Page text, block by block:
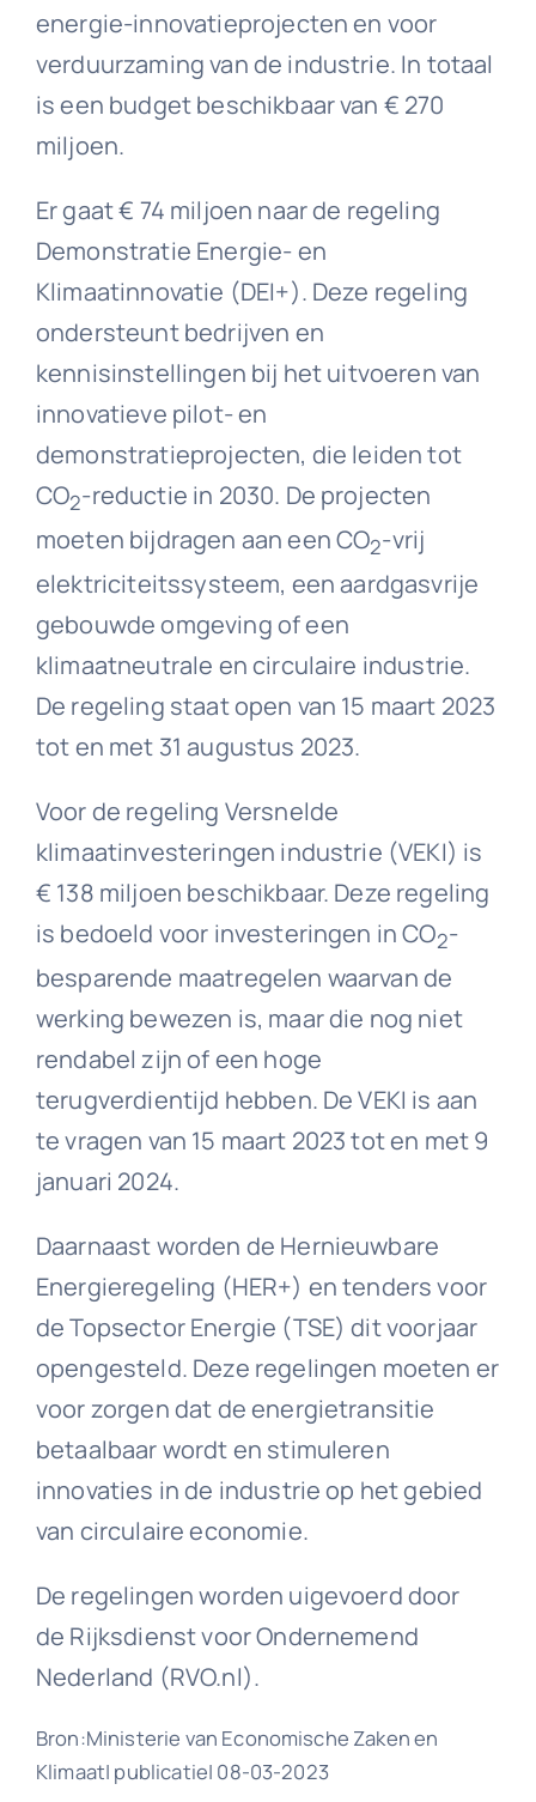
energie-innovatieprojecten en voor
verduurzaming van de industrie. In totaal
is een budget beschikbaar van € 270
miljoen.
Er gaat € 74 miljoen naar de regeling
Demonstratie Energie- en
Klimaatinnovatie (DEI+). Deze regeling
ondersteunt bedrijven en
kennisinstellingen bij het uitvoeren van
innovatieve pilot- en
demonstratieprojecten, die leiden tot
CO2-reductie in 2030. De projecten
moeten bijdragen aan een CO2-vrij
elektriciteitssysteem, een aardgasvrije
gebouwde omgeving of een
klimaatneutrale en circulaire industrie.
De regeling staat open van 15 maart 2023
tot en met 31 augustus 2023.
Voor de regeling Versnelde
klimaatinvesteringen industrie (VEKI) is
€ 138 miljoen beschikbaar. Deze regeling
is bedoeld voor investeringen in CO2-
besparende maatregelen waarvan de
werking bewezen is, maar die nog niet
rendabel zijn of een hoge
terugverdientijd hebben. De VEKI is aan
te vragen van 15 maart 2023 tot en met 9
januari 2024.
Daarnaast worden de Hernieuwbare
Energieregeling (HER+) en tenders voor
de Topsector Energie (TSE) dit voorjaar
opengesteld. Deze regelingen moeten er
voor zorgen dat de energietransitie
betaalbaar wordt en stimuleren
innovaties in de industrie op het gebied
van circulaire economie.
De regelingen worden uigevoerd door
de Rijksdienst voor Ondernemend
Nederland (RVO.nl).
Bron:Ministerie van Economische Zaken en
Klimaat| publicatie| 08-03-2023